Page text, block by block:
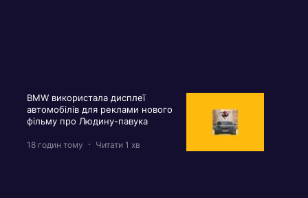
BMW використала дисплеї
автомобілів для реклами нового
фільму про Людину-павука
18 годин тому Читати 1 хв